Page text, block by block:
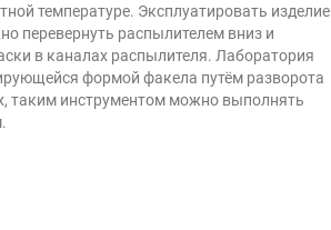
температуре. Эксплуатировать изделие
перевернуть распылителем вниз и
в каналах распылителя. Лаборатория
формой факела путём разворота
таким инструментом можно выполнять